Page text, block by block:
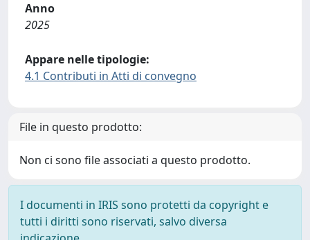
Anno
2025
Appare nelle tipologie:
4.1 Contributi in Atti di convegno
File in questo prodotto:
Non ci sono file associati a questo prodotto.
I documenti in IRIS sono protetti da copyright e
tutti i diritti sono riservati, salvo diversa